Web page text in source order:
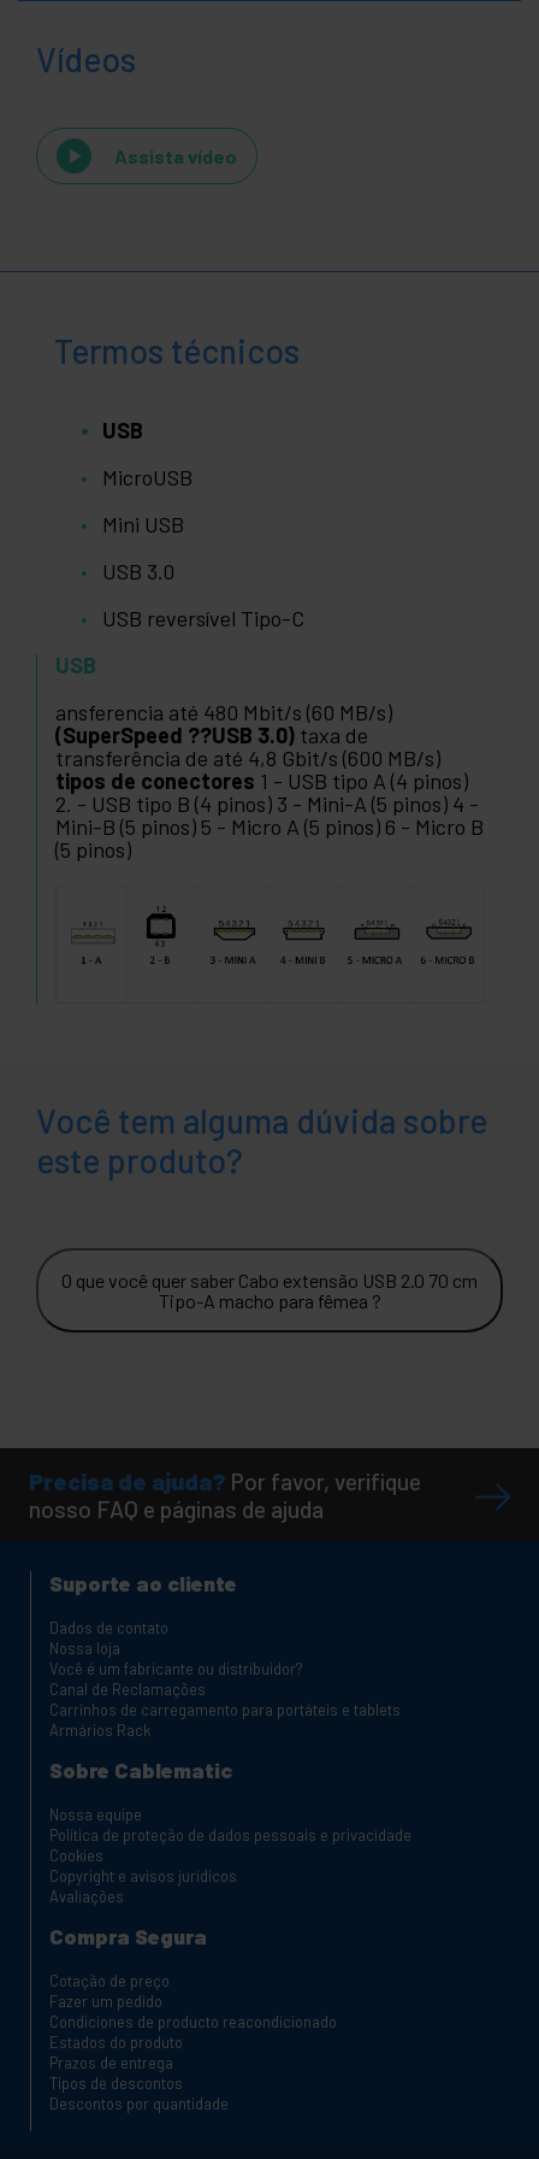
Vídeos
Assista vídeo
Termos técnicos
USB
MicroUSB
Mini USB
USB 3.0
USB reversível Tipo-C
USB
ansferencia até 480 Mbit/s (60 MB/s)
(SuperSpeed ??USB 3.0) taxa de
transferência de até 4,8 Gbit/s (600 MB/s)
tipos de conectores 1 - USB tipo A (4 pinos)
2. - USB tipo B (4 pinos) 3 - Mini-A (5 pinos) 4 -
Mini-B (5 pinos) 5 - Micro A (5 pinos) 6 - Micro B
(5 pinos)
Você tem alguma dúvida sobre
este produto?
O que você quer saber Cabo extensão USB 2.0 70 cm
Tipo-A macho para fêmea ?
Precisa de ajuda? Por favor, verifique
nosso FAQ e páginas de ajuda
Suporte ao cliente
Dados de contato
Nossa loja
Você é um fabricante ou distribuidor?
Canal de Reclamações
Carrinhos de carregamento para portáteis e tablets
Armários Rack
Sobre Cablematic
Nossa equipe
Política de proteção de dados pessoais e privacidade
Cookies
Copyright e avisos jurídicos
Avaliações
Compra Segura
Cotação de preço
Fazer um pedido
Condiciones de producto reacondicionado
Estados do produto
Prazos de entrega
Tipos de descontos
Descontos por quantidade